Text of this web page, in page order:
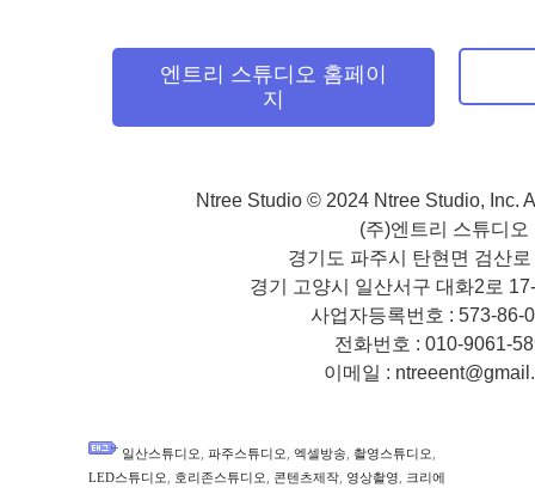
엔트리 스튜디오 홈페이
지
Ntree Studio © 2024 Ntree Studio, Inc.
(주)엔트리 스튜디오
경기도 파주시 탄현면 검산
경기 고양시 일산서구 대화2로
사업자등록번호 : 573-86-
전화번호 : 010-9061-
이메일 :
일산스튜디오, 파주스튜디오, 엑셀방송, 촬영스튜디오,
LED스튜디오, 호리존스튜디오, 콘텐츠제작, 영상촬영, 크리에